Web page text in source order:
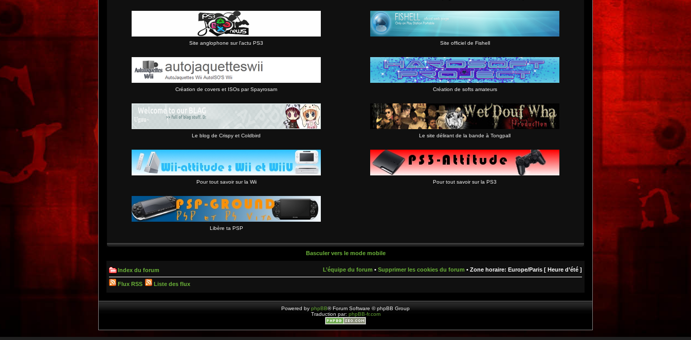
Site anglophone sur l'actu PS3 Site officiel de Fishell
Création de covers et ISOs par Spayrosam Création de softs amateurs
Le blog de Crispy et Coldbird Le site délirant de la bande à Tongpall
Pour tout savoir sur la Wii Pour tout savoir sur la PS3
Libère ta PSP
Basculer vers le mode mobile
Index du forum L’équipe du forum • Supprimer les cookies du forum • Zone horaire: Europe/Paris [ Heure d’été ]
Flux RSS Liste des flux
Powered by phpBB® Forum Software © phpBB Group
Traduction par: phpBB-fr.com